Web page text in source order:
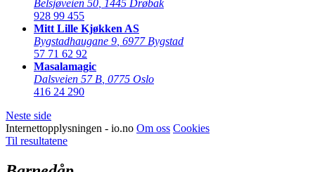
Belsjøveien 50 1445 Drøbak
928 99 455
Mitt Lille Kjøkken AS
Bygstadhaugane 9 6977 Bygstad
57 71 62 92
Masalamagic
Dalsveien 57 B 0775 Oslo
416 24 290
Neste side
Internettopplysningen - io.no Om oss Cookies
Til resultatene